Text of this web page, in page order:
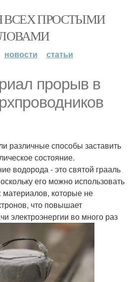
ВСЕХ ПРОСТЫМИ
новости статьи
прорыв в
различные способы заставить
состояние.
водорода - это святой грааль
его можно использовать
которые не
что повышает
электроэнергии во много раз